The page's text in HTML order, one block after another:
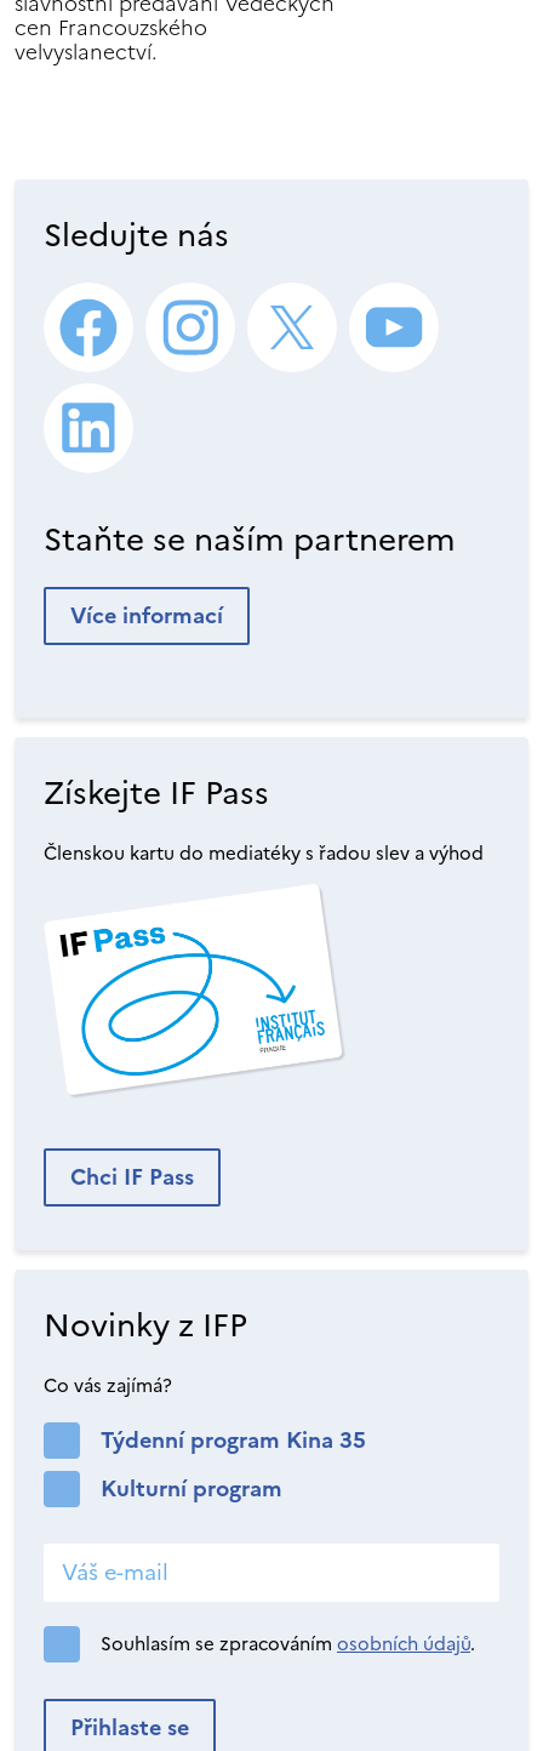
cen Francouzského
velvyslanectví.
Sledujte nás
Staňte se naším partnerem
Více informací
Získejte IF Pass
Členskou kartu do mediatéky s řadou slev a výhod
Chci IF Pass
Novinky z IFP
Co vás zajímá?
Týdenní program Kina 35
Kulturní program
Souhlasím se zpracováním osobních údajů.